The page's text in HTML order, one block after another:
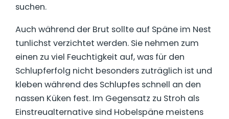
suchen.
Auch während der Brut sollte auf Späne im Nest
tunlichst verzichtet werden. Sie nehmen zum
einen zu viel Feuchtigkeit auf, was für den
Schlupferfolg nicht besonders zuträglich ist und
kleben während des Schlupfes schnell an den
nassen Küken fest. Im Gegensatz zu Stroh als
Einstreualternative sind Hobelspäne meistens